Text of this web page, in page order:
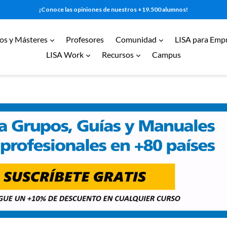
¡Conoce las opiniones de nuestros +19.500 alumnos!
y Másteres expandir
Profesores Comunidad expandir
LISA para
LISA Work
expandir
Recursos expandir
Campus